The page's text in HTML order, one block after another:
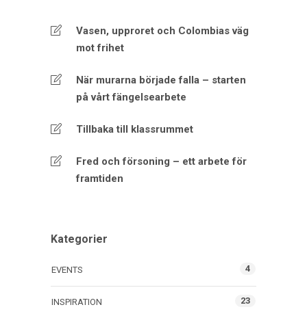
Vasen, upproret och Colombias väg
mot frihet
När murarna började falla – starten
på vårt fängelsearbete
Tillbaka till klassrummet
Fred och försoning – ett arbete för
framtiden
Kategorier
EVENTS 4
INSPIRATION 23